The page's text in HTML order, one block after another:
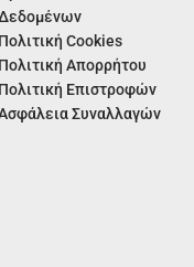
Πολιτική Cookies
Πολιτική Απορρήτου
Πολιτική Επιστροφών
Συναλλαγών